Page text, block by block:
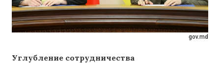
gov.md
Углубление сотрудничества